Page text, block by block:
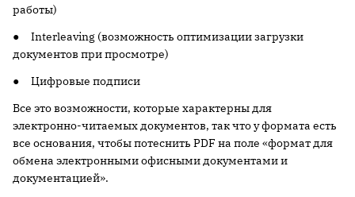
работы)
● Interleaving (возможность оптимизации загрузки
документов при просмотре)
● Цифровые подписи
Все это возможности, которые характерны для
электронно-читаемых документов, так что у формата есть
все основания, чтобы потеснить PDF на поле «формат для
обмена электронными офисными документами и
документацией».